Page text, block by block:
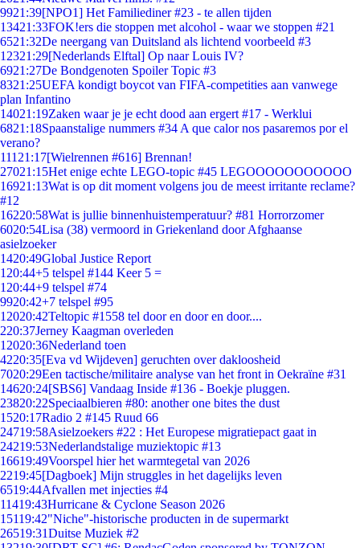
9921:39[NPO1] Het Familiediner #23 - te allen tijden
13421:33FOK!ers die stoppen met alcohol - waar we stoppen #21
6521:32De neergang van Duitsland als lichtend voorbeeld #3
12321:29[Nederlands Elftal] Op naar Louis IV?
6921:27De Bondgenoten Spoiler Topic #3
8321:25UEFA kondigt boycot van FIFA-competities aan vanwege
plan Infantino
14021:19Zaken waar je je echt dood aan ergert #17 - Werklui
6821:18Spaanstalige nummers #34 A que calor nos pasaremos por el
verano?
111 21:17[Wielrennen #616] Brennan!
27021:15Het enige echte LEGO-topic #45 LEGOOOOOOOOOOO
16921:13Wat is op dit moment volgens jou de meest irritante reclame?
#12
16220:58Wat is jullie binnenhuistemperatuur? #81 Horrorzomer
6020:54Lisa (38) vermoord in Griekenland door Afghaanse
asielzoeker
1420:49Global Justice Report
1 20:44+5 telspel #144 Keer 5 =
1 20:44+9 telspel #74
9920:42+7 telspel #95
12020:42Teltopic #1558 tel door en door en door....
220:37Jerney Kaagman overleden
12020:36Nederland toen
4220:35[Eva vd Wijdeven] geruchten over dakloosheid
7020:29Een tactische/militaire analyse van het front in Oekraïne #31
14620:24[SBS6] Vandaag Inside #136 - Boekje pluggen.
23820:22Speciaalbieren #80: another one bites the dust
1520:17Radio 2 #145 Ruud 66
24719:58Asielzoekers #22 : Het Europese migratiepact gaat in
24219:53Nederlandstalige muziektopic #13
16619:49Voorspel hier het warmtegetal van 2026
2219:45[Dagboek] Mijn struggles in het dagelijks leven
6519:44Afvallen met injecties #4
11419:43Hurricane & Cyclone Season 2026
15119:42"Niche"-historische producten in de supermarkt
26519:31Duitse Muziek #2